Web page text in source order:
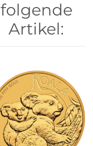
folgende
Artikel: